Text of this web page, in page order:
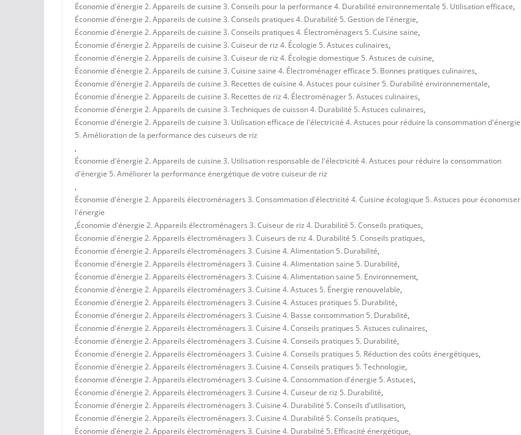
Économie d'énergie 2. Appareils de cuisine 3. Conseils pour la performance 4. Durabilité environnementale 5. Utilisation efficace,
Économie d'énergie 2. Appareils de cuisine 3. Conseils pratiques 4. Durabilité 5. Gestion de l'énergie,
Économie d'énergie 2. Appareils de cuisine 3. Conseils pratiques 4. Électroménagers 5. Cuisine saine,
Économie d'énergie 2. Appareils de cuisine 3. Cuiseur de riz 4. Écologie 5. Astuces culinaires,
Économie d'énergie 2. Appareils de cuisine 3. Cuiseur de riz 4. Écologie domestique 5. Astuces de cuisine,
Économie d'énergie 2. Appareils de cuisine 3. Cuisine saine 4. Électroménager efficace 5. Bonnes pratiques culinaires,
Économie d'énergie 2. Appareils de cuisine 3. Recettes de cuisine 4. Astuces pour cuisiner 5. Durabilité environnementale,
Économie d'énergie 2. Appareils de cuisine 3. Recettes de riz 4. Électroménager 5. Astuces culinaires,
Économie d'énergie 2. Appareils de cuisine 3. Techniques de cuisson 4. Durabilité 5. Astuces culinaires,
Économie d'énergie 2. Appareils de cuisine 3. Utilisation efficace de l'électricité 4. Astuces pour réduire la consommation d'énergie
5. Amélioration de la performance des cuiseurs de riz
,
Économie d'énergie 2. Appareils de cuisine 3. Utilisation responsable de l'électricité 4. Astuces pour réduire la consommation
d'énergie 5. Améliorer la performance énergétique de votre cuiseur de riz
,
Économie d'énergie 2. Appareils électroménagers 3. Consommation d'électricité 4. Cuisine écologique 5. Astuces pour économiser
l'énergie
,Économie d'énergie 2. Appareils électroménagers 3. Cuiseur de riz 4. Durabilité 5. Conseils pratiques,
Économie d'énergie 2. Appareils électroménagers 3. Cuiseurs de riz 4. Durabilité 5. Conseils pratiques,
Économie d'énergie 2. Appareils électroménagers 3. Cuisine 4. Alimentation 5. Durabilité,
Économie d'énergie 2. Appareils électroménagers 3. Cuisine 4. Alimentation saine 5. Durabilité,
Économie d'énergie 2. Appareils électroménagers 3. Cuisine 4. Alimentation saine 5. Environnement,
Économie d'énergie 2. Appareils électroménagers 3. Cuisine 4. Astuces 5. Énergie renouvelable,
Économie d'énergie 2. Appareils électroménagers 3. Cuisine 4. Astuces pratiques 5. Durabilité,
Économie d'énergie 2. Appareils électroménagers 3. Cuisine 4. Basse consommation 5. Durabilité,
Économie d'énergie 2. Appareils électroménagers 3. Cuisine 4. Conseils pratiques 5. Astuces culinaires,
Économie d'énergie 2. Appareils électroménagers 3. Cuisine 4. Conseils pratiques 5. Durabilité,
Économie d'énergie 2. Appareils électroménagers 3. Cuisine 4. Conseils pratiques 5. Réduction des coûts énergétiques,
Économie d'énergie 2. Appareils électroménagers 3. Cuisine 4. Conseils pratiques 5. Technologie,
Économie d'énergie 2. Appareils électroménagers 3. Cuisine 4. Consommation d'énergie 5. Astuces,
Économie d'énergie 2. Appareils électroménagers 3. Cuisine 4. Cuiseur de riz 5. Durabilité,
Économie d'énergie 2. Appareils électroménagers 3. Cuisine 4. Durabilité 5. Conseils d'utilisation,
Économie d'énergie 2. Appareils électroménagers 3. Cuisine 4. Durabilité 5. Conseils pratiques,
Économie d'énergie 2. Appareils électroménagers 3. Cuisine 4. Durabilité 5. Efficacité énergétique,